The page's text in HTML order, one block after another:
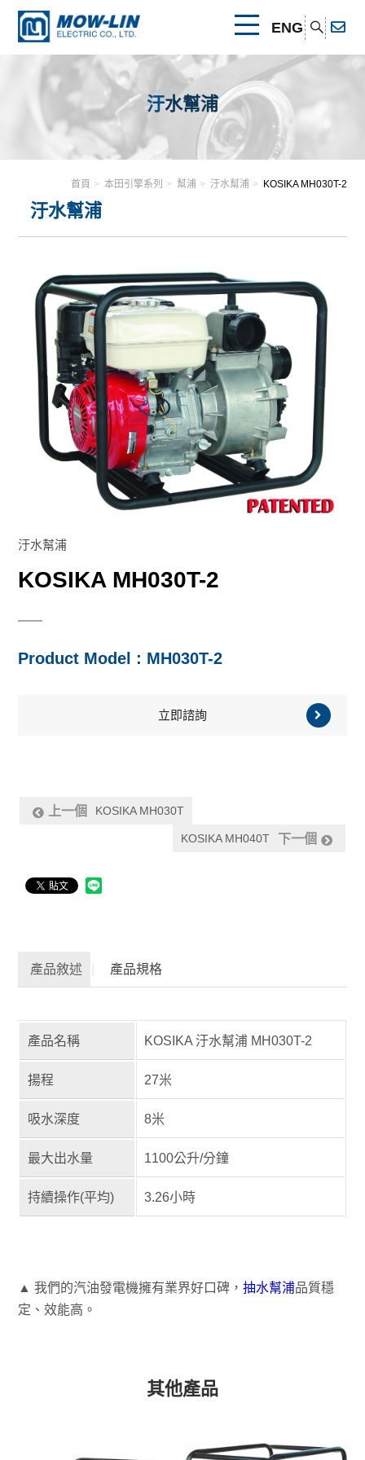
關於我們
公司簡介
其他連結
產品介紹
本田引擎系列
可攜式發電機
清水幫浦
汙水幫浦
塑膠幫浦
高壓/消防幫浦
電焊發電機
割草機
幫浦
清水幫浦
汙水幫浦
塑膠幫浦
高壓/消防幫浦
電焊發電機
可攜式發電機
割草機
可攜式發電機
本田引擎系列
速霸陸引擎系列
三菱引擎系列
電焊發電機
幫浦
本田引擎系列
速霸陸引擎系列
割草機
零件
ENG
汙水幫浦
首頁 本田引擎系列 幫浦 汙水幫浦 KOSIKA MH030T-2
汙水幫浦
汙水幫浦
KOSIKA MH030T-2
Product Model : MH030T-2
立即諮詢
上一個 KOSIKA MH030T
KOSIKA MH040T 下一個
產品敘述 產品規格
產品名稱 KOSIKA 汙水幫浦 MH030T-2
揚程 27米
吸水深度 8米
最大出水量 1100公升/分鐘
持續操作(平均) 3.26小時
▲ 我們的汽油發電機擁有業界好口碑，抽水幫浦品質穩
定、效能高。
其他產品